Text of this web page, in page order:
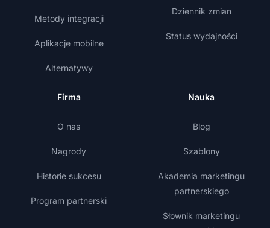
Metody integracji
Aplikacje mobilne
Alternatywy
Dziennik zmian
Status wydajności
Firma
O nas
Nagrody
Historie sukcesu
Program partnerski
Nauka
Blog
Szablony
Akademia marketingu
partnerskiego
Słownik marketingu